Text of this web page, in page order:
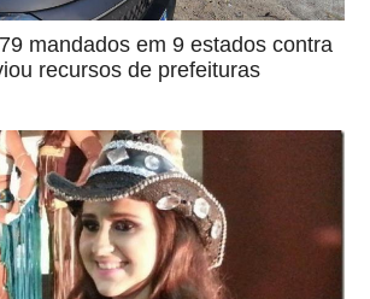
mandados em 9 estados contra
recursos de prefeituras